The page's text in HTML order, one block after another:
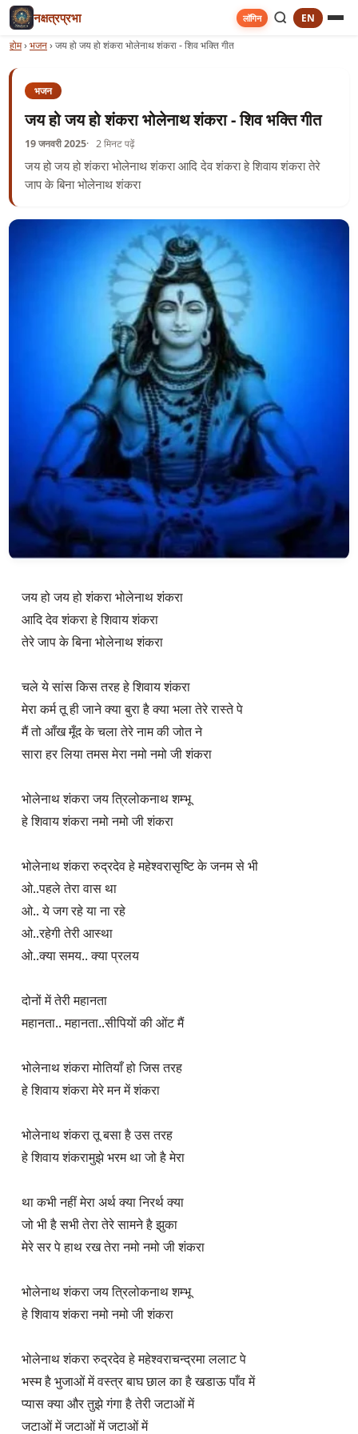
नक्षत्रप्रभा लॉगिन EN
होम›भजन›जय हो जय हो शंकरा भोलेनाथ शंकरा - शिव भक्ति गीत
भजन
जय हो जय हो शंकरा भोलेनाथ शंकरा - शिव भक्ति गीत
19 जनवरी 2025 2 मिनट पढ़ें
जय हो जय हो शंकरा भोलेनाथ शंकरा आदि देव शंकरा हे शिवाय शंकरा तेरे
जाप के बिना भोलेनाथ शंकरा
जय हो जय हो शंकरा भोलेनाथ शंकरा
आदि देव शंकरा हे शिवाय शंकरा
तेरे जाप के बिना भोलेनाथ शंकरा
चले ये सांस किस तरह हे शिवाय शंकरा
मेरा कर्म तू ही जाने क्या बुरा है क्या भला तेरे रास्ते पे
मैं तो आँख मूँद के चला तेरे नाम की जोत ने
सारा हर लिया तमस मेरा नमो नमो जी शंकरा
भोलेनाथ शंकरा जय त्रिलोकनाथ शम्भू
हे शिवाय शंकरा नमो नमो जी शंकरा
भोलेनाथ शंकरा रुद्रदेव हे महेश्वरासृष्टि के जनम से भी
ओ..पहले तेरा वास था
ओ.. ये जग रहे या ना रहे
ओ..रहेगी तेरी आस्था
ओ..क्या समय.. क्या प्रलय
दोनों में तेरी महानता
महानता.. महानता..सीपियों की ओंट मैं
भोलेनाथ शंकरा मोतियाँ हो जिस तरह
हे शिवाय शंकरा मेरे मन में शंकरा
भोलेनाथ शंकरा तू बसा है उस तरह
हे शिवाय शंकरामुझे भरम था जो है मेरा
था कभी नहीं मेरा अर्थ क्या निरर्थ क्या
जो भी है सभी तेरा तेरे सामने है झुका
मेरे सर पे हाथ रख तेरा नमो नमो जी शंकरा
भोलेनाथ शंकरा जय त्रिलोकनाथ शम्भू
हे शिवाय शंकरा नमो नमो जी शंकरा
भोलेनाथ शंकरा रुद्रदेव हे महेश्वराचन्द्रमा ललाट पे
भस्म है भुजाओं में वस्त्र बाघ छाल का है खडाऊ पाँव में
प्यास क्या और तुझे गंगा है तेरी जटाओं में
जटाओं में जटाओं में जटाओं में